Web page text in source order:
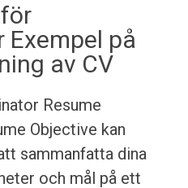
Exempel på
av CV
Resume
Objective kan
sammanfatta dina
och mål på ett